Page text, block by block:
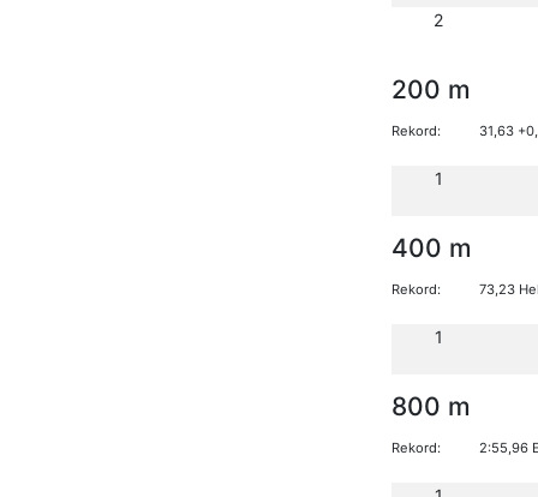
2
200 m
Rekord: 31,63
1
400 m
Rekord: 73,23
1
800 m
Rekord: 2:55,96